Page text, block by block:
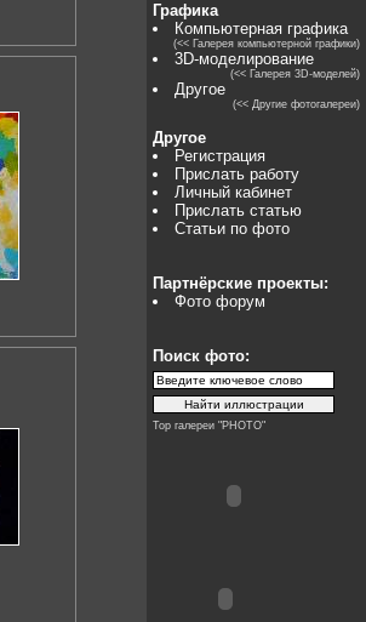
Графика
Компьютерная графика
(<< Галерея компьютерной графики)
3D-моделирование
(<< Галерея 3D-моделей)
Другое
(<< Другие фотогалереи)
Другое
Регистрация
Прислать работу
Личный кабинет
Прислать статью
Статьи по фото
Партнёрские проекты:
Фото форум
Поиск фото:
Top галереи "PHOTO"